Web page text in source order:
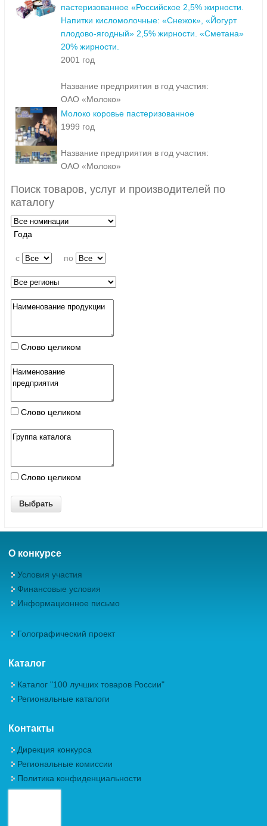
пастеризованное «Российское 2,5% жирности.
Напитки кисломолочные: «Снежок», «Йогурт
плодово-ягодный» 2,5% жирности. «Сметана»
20% жирности.
2001 год
Название предприятия в год участия:
ОАО «Молоко»
Молоко коровье пастеризованное
1999 год
Название предприятия в год участия:
ОАО «Молоко»
Поиск товаров, услуг и производителей по
каталогу
Года
c по
Слово целиком
Слово целиком
Слово целиком
О конкурсе
Условия участия
Финансовые условия
Информационное письмо
Голографический проект
Каталог
Каталог "100 лучших товаров России"
Региональные каталоги
Контакты
Дирекция конкурса
Региональные комиссии
Политика конфиденциальности